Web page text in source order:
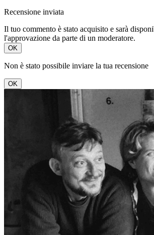
Recensione inviata
Il tuo commento è stato acquisito e sarà
l'approvazione da parte di un moderatore.
OK
Non è stato possibile inviare la tua recensione
OK